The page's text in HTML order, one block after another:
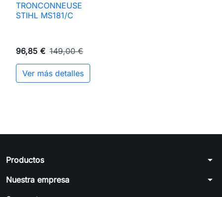
TRONCONNEUSE
STIHL MS181/C
96,85 € 149,00 €
Ver más detalles
Productos arrow_drop_down
Nuestra empresa arrow_drop_down